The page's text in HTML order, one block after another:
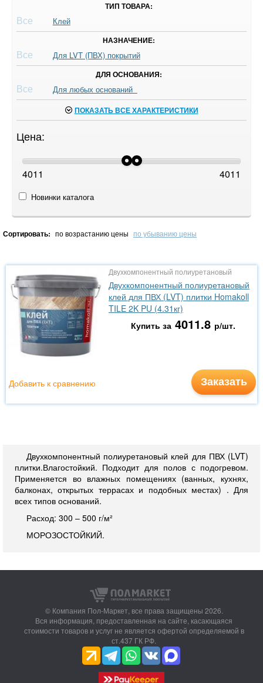
ТИП ТОВАРА:
Все Клей
НАЗНАЧЕНИЕ:
Все Для LVT (ПВХ) покрытий
ДЛЯ ОСНОВАНИЯ:
Все Для любых оснований
ПОКАЗАТЬ ВСЕ ХАРАКТЕРИСТИКИ
Цена:
4011 4011
Новинки каталога
Сортировать: по возрастанию цены по убыванию цены
Двухкомпонентный полиуретановый
Двухкомпонентный полиуретановый
клей для ПВХ (LVT) плитки Homakoll
TILE 2K PU (4.31кг)
Купить за 4011.8 р/шт.
Заказать
Добавить к сравнению
Двухкомпонентный полиуретановый клей для ПВХ (LVT)
плитки.Влагостойкий. Подходит для полов с подогревом.
Применяется во влажных помещениях (ванных, кухнях,
балконах, открытых террасах и подобных местах) . Для
всех типов оснований.
Расход: 300 – 500 г/м²
МОРОЗОСТОЙКИЙ.
© Компания Пол-Маркет, все права защищены 2026.
Вся информация, предоставленная на сайте, касающаяся
стоимости товаров и услуг не является офертой определяемой в
ст.437 ГК РФ.